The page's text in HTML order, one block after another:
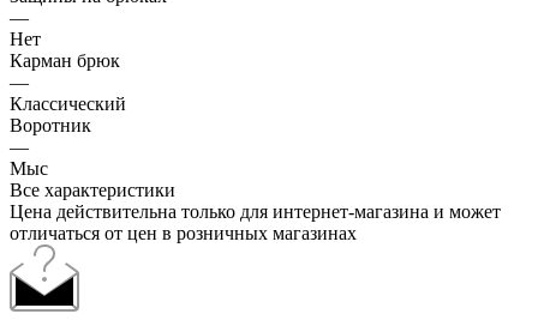
—
Нет
Карман брюк
—
Классический
Воротник
—
Мыс
Все характеристики
Цена действительна только для интернет-магазина и может
отличаться от цен в розничных магазинах